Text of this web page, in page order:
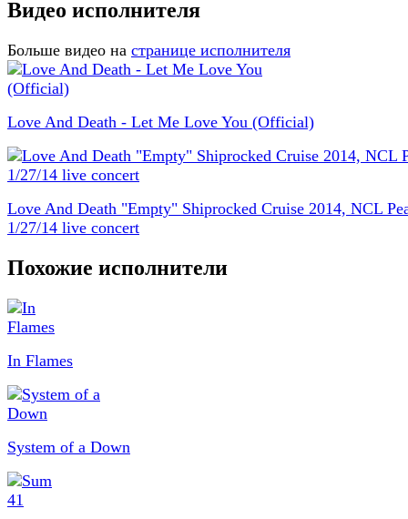
Видео исполнителя
Больше видео на странице исполнителя
Love And Death - Let Me Love You (Official)
Love And Death "Empty" Shiprocked Cruise 2014, NCL
1/27/14 live concert
Похожие исполнители
In Flames
System of a Down